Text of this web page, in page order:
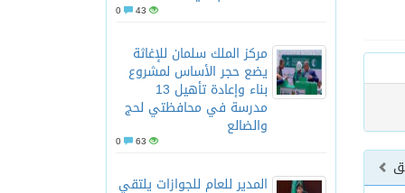
43
مركز الملك سلمان للإغاثة
يضع حجر الأساس لمشروع
بناء وإعادة تأهيل 13
مدرسة في محافظتي لحج
والضالع
63
المدير للعام للجوازات يلتقي